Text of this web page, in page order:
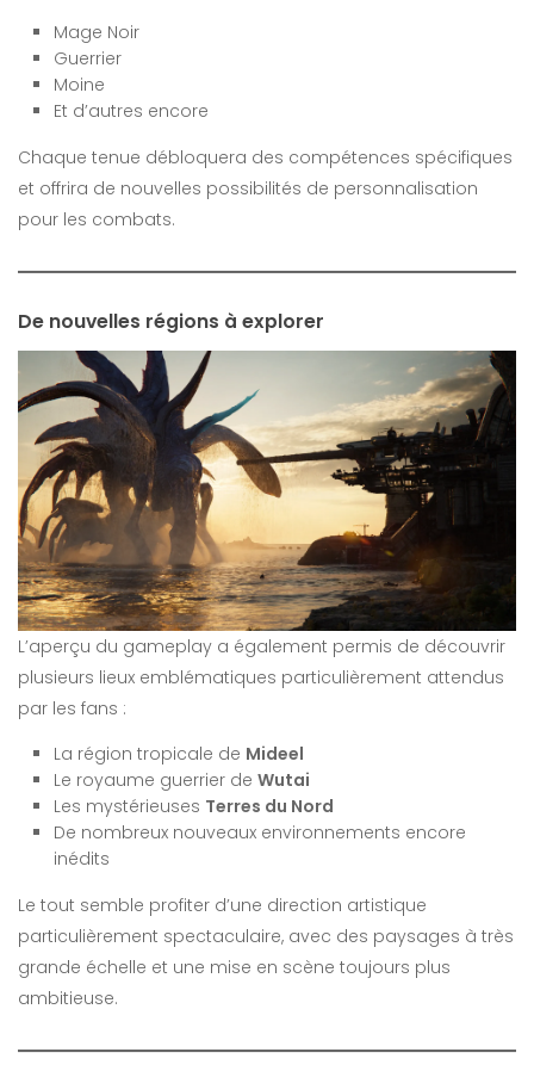
Mage Noir
Guerrier
Moine
Et d’autres encore
Chaque tenue débloquera des compétences spécifiques
et offrira de nouvelles possibilités de personnalisation
pour les combats.
De nouvelles régions à explorer
L’aperçu du gameplay a également permis de découvrir
plusieurs lieux emblématiques particulièrement attendus
par les fans :
La région tropicale de Mideel
Le royaume guerrier de Wutai
Les mystérieuses Terres du Nord
De nombreux nouveaux environnements encore
inédits
Le tout semble profiter d’une direction artistique
particulièrement spectaculaire, avec des paysages à très
grande échelle et une mise en scène toujours plus
ambitieuse.